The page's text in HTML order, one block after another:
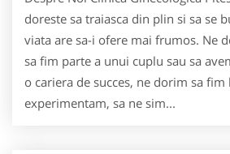
doreste sa traiasca din plin si sa se
viata are sa-i ofere mai frumos. Ne
sa fim parte a unui cuplu sau sa
o cariera de succes, ne dorim sa fim
experimentam, sa ne sim...